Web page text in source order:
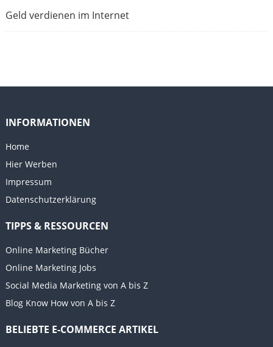
Geld verdienen im Internet
INFORMATIONEN
Home
Hier Werben
Impressum
Datenschutzerklärung
TIPPS & RESSOURCEN
Online Marketing Bücher
Online Marketing Jobs
Social Media Marketing von A bis Z
Blog Know How von A bis Z
BELIEBTE E-COMMERCE ARTIKEL